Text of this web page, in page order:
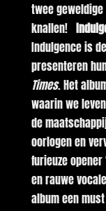
twee
knallen!
Indulgence is
presenteren
Times. Het
waarin we
de
oorlogen en
furieuze
en rauwe
album een